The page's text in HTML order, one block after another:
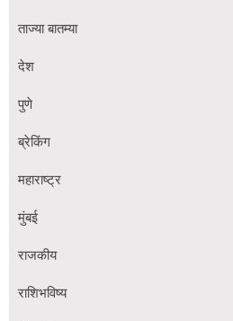
ताज्या बातम्या
देश
पुणे
ब्रेकिंग
महाराष्ट्र
मुंबई
राजकीय
राशिभविष्य